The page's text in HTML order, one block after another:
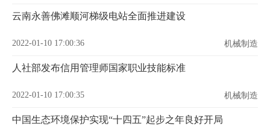
云南永善佛滩顺河梯级电站全面推进建设
2022-01-10 17:00:36 机械制造
人社部发布信用管理师国家职业技能标准
2022-01-10 17:00:35 机械制造
中国生态环境保护实现“十四五”起步之年良好开局